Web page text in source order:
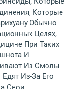
Которые
Обычно
Целях,
При Таких
И
Из Смолы
Из-За Его